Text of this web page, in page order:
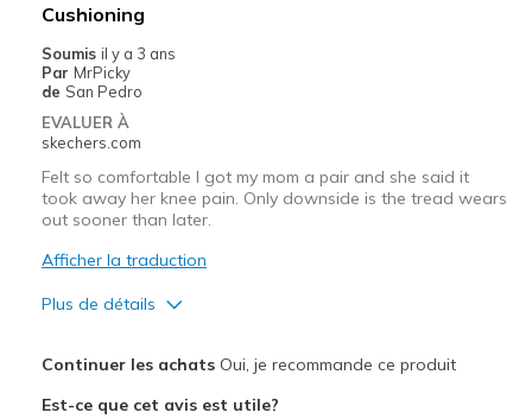
Cushioning
Soumis il y a 3 ans
Par MrPicky
de San Pedro
EVALUER À
skechers.com
Felt so comfortable I got my mom a pair and she said it
took away her knee pain. Only downside is the tread wears
out sooner than later.
Afficher la traduction
Plus de détails
Continuer les achatsOui, je recommande ce produit
Est-ce que cet avis est utile?